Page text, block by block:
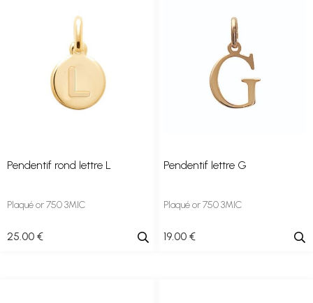
Pendentif rond lettre L
Plaqué or 750 3MIC
25.00 €
Pendentif lettre G
Plaqué or 750 3MIC
19.00 €